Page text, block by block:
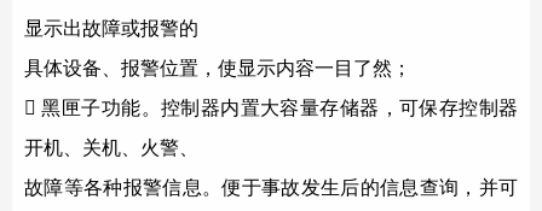
显示出故障或报警的
具体设备、报警位置，使显示内容一目了然；
黑匣子功能。控制器内置大容量存储器，可保存控制器
开机、关机、火警、
故障等各种报警信息。便于事故发生后的信息查询，并可